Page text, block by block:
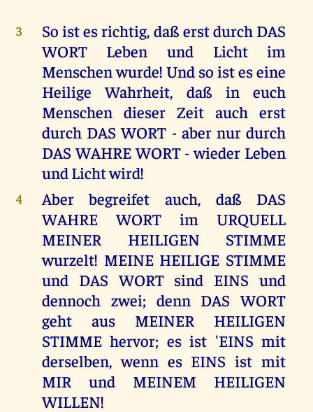
3
So ist es richtig, daß erst durch DAS
WORT Leben und Licht im
Menschen wurde! Und so ist es eine
Heilige Wahrheit, daß in euch
Menschen dieser Zeit auch erst
durch DAS WORT - aber nur durch
DAS WAHRE WORT - wieder Leben
und Licht wird!
4
Aber begreifet auch, daß DAS
WAHRE WORT im URQUELL
MEINER HEILIGEN STIMME
wurzelt! MEINE HEILIGE STIMME
und DAS WORT sind EINS und
dennoch zwei; denn DAS WORT
geht aus MEINER HEILIGEN
STIMME hervor; es ist 'EINS mit
derselben, wenn es EINS ist mit
MIR und MEINEM HEILIGEN
WILLEN!